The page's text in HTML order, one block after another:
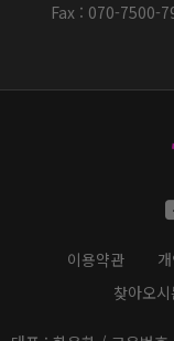
Fax : 070-7500-
이용약관
찾아오시